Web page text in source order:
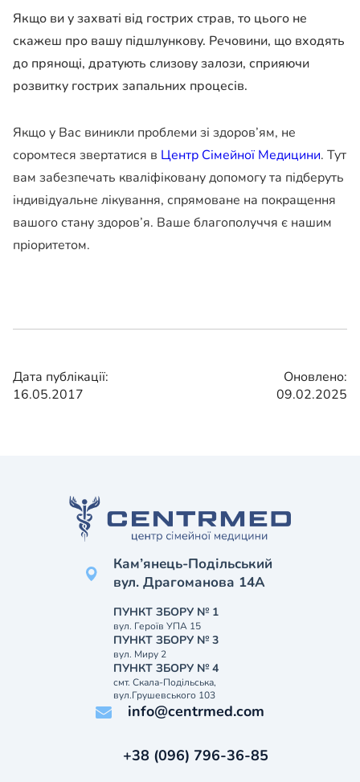
Якщо ви у захваті від гострих страв, то цього не
скажеш про вашу підшлункову. Речовини, що входять
до прянощі, дратують слизову залози, сприяючи
розвитку гострих запальних процесів.
Якщо у Вас виникли проблеми зі здоров’ям, не
соромтеся звертатися в Центр Сімейної Медицини. Тут
вам забезпечать кваліфіковану допомогу та підберуть
індивідуальне лікування, спрямоване на покращення
вашого стану здоров’я. Ваше благополуччя є нашим
пріоритетом.
Дата публікації:
16.05.2017
Оновлено:
09.02.2025
Кам’янець-Подільський
вул. Драгоманова 14А
ПУНКТ ЗБОРУ № 1
вул. Героїв УПА 15
ПУНКТ ЗБОРУ № 3
вул. Миру 2
ПУНКТ ЗБОРУ № 4
смт. Скала-Подільська,
вул.Грушевського 103
info@centrmed.com
+38 (096) 796-36-85